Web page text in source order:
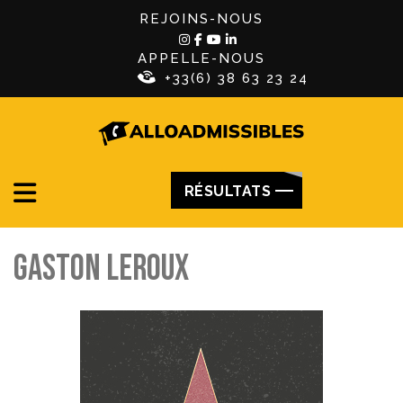
REJOINS-NOUS
APPELLE-NOUS
+33(6) 38 63 23 24
RÉSULTATS
GASTON LEROUX